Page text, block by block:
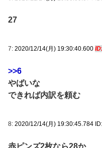
27
7: 2020/12/14(月) 19:30:40.600
>>6
やばいな
できれば内訳を頼む
8: 2020/12/14(月) 19:30:45.784
赤ピンズ2枚なら28か